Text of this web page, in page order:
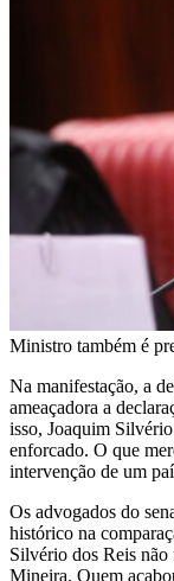
Ministro também é
Na manifestação, a
ameaçadora a
isso, Joaquim
enforcado. O que
intervenção de um
Os advogados do
histórico na
Silvério dos Reis
Mineira. Quem